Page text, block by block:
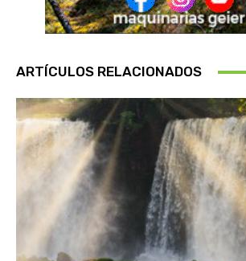
ARTÍCULOS RELACIONADOS